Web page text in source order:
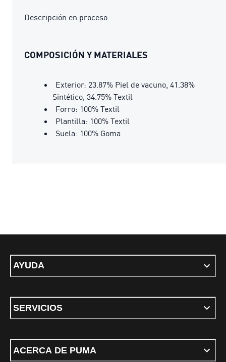
Descripción en proceso.
COMPOSICIÓN Y MATERIALES
Exterior: 23.87% Piel de vacuno, 41.38%
Sintético, 34.75% Textil
Forro: 100% Textil
Plantilla: 100% Textil
Suela: 100% Goma
AYUDA
SERVICIOS
ACERCA DE PUMA